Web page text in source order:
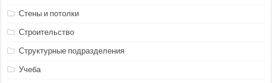
Стены и потолки
Строительство
Структурные подразделения
Учеба